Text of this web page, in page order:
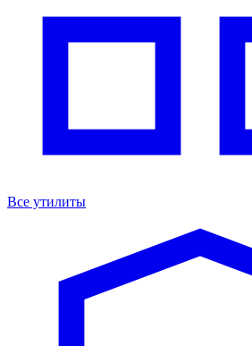
Все утилиты